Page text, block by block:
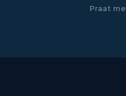
Praat